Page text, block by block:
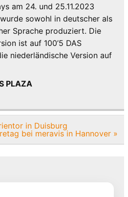
am 24. und 25.11.2023
sowohl in deutscher als
Sprache produziert. Die
ist auf 100’5 DAS
niederländische Version auf
PLAZA
in Duisburg
bei meravis in Hannover »